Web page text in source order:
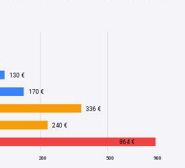
200 500 900
130 €
170 €
336 €
240 €
864 €